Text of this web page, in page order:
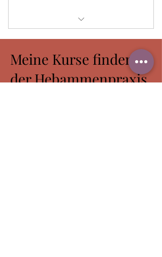
Meine Kurse finden in
der Hebammenpraxis